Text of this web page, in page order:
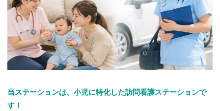
当ステーションは、小児に特化した訪問看護ステーションで
す！